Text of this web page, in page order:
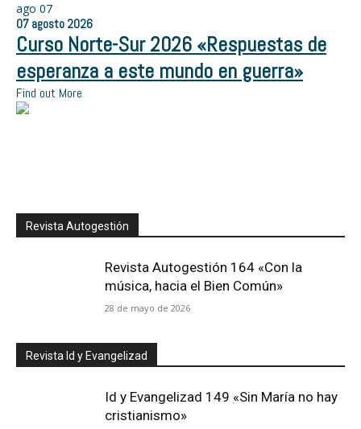
ago 07
07 agosto 2026
Curso Norte-Sur 2026 «Respuestas de
esperanza a este mundo en guerra»
Find out More
Revista Autogestión
Revista Autogestión 164 «Con la
música, hacia el Bien Común»
28 de mayo de 2026
Revista Id y Evangelizad
Id y Evangelizad 149 «Sin María no hay
cristianismo»